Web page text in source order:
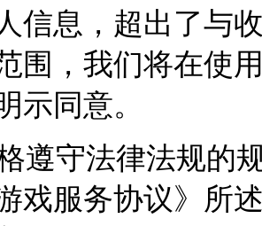
信息，超出了与
围，我们将在使
示同意。
遵守法律法规的
戏服务协议》所